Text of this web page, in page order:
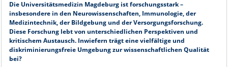
Die Universitätsmedizin Magdeburg ist forschungsstark –
insbesondere in den Neurowissenschaften, Immunologie, der
Medizintechnik, der Bildgebung und der Versorgungsforschung.
Diese Forschung lebt von unterschiedlichen Perspektiven und
kritischem Austausch. Inwiefern trägt eine vielfältige und
diskriminierungsfreie Umgebung zur wissenschaftlichen Qualität
bei?